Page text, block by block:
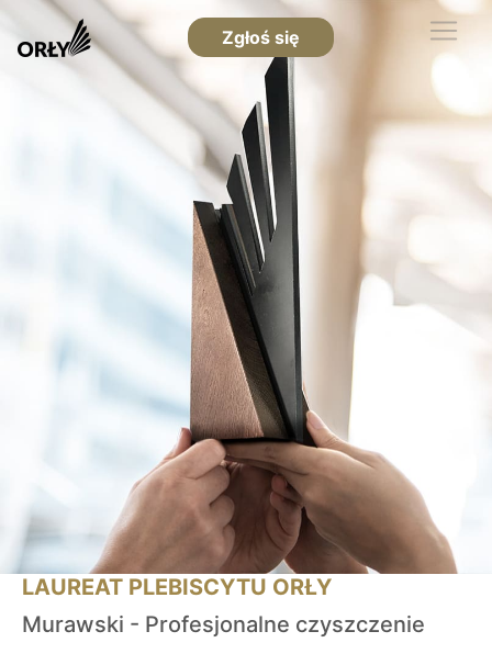
Zgłoś się
LAUREAT PLEBISCYTU ORŁY
Murawski - Profesjonalne czyszczenie